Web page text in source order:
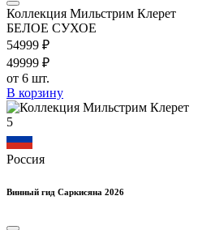
Коллекция Мильстрим Клерет
БЕЛОЕ СУХОЕ
54999 ₽
49999 ₽
от 6 шт.
В корзину
5
Россия
Винный гид Саркисяна 2026